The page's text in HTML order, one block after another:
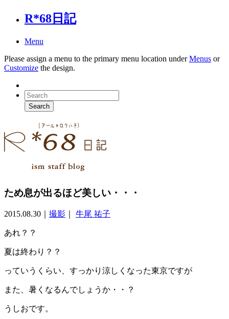
R*68日記
Menu
Please assign a menu to the primary menu location underMenus or
Customize the design.
ため息が出るほど美しい・・・
2015.08.30 撮影 牛尾 祐子
あれ？？
夏は終わり？？
っていうくらい、すっかり涼しくなった東京ですが
また、暑くなるんでしょうか・・？
うしおです。